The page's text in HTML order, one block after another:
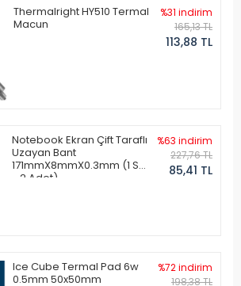
Thermalright HY510 Termal
Macun
%31 indirim
165,13 TL
113,88 TL
Notebook Ekran Çift Taraflı
Uzayan Bant
171mmX8mmX0.3mm (1 Set
- 2 Adet)
%63 indirim
227,76 TL
85,41 TL
Ice Cube Termal Pad 6w
0.5mm 50x50mm
%72 indirim
198,38 TL